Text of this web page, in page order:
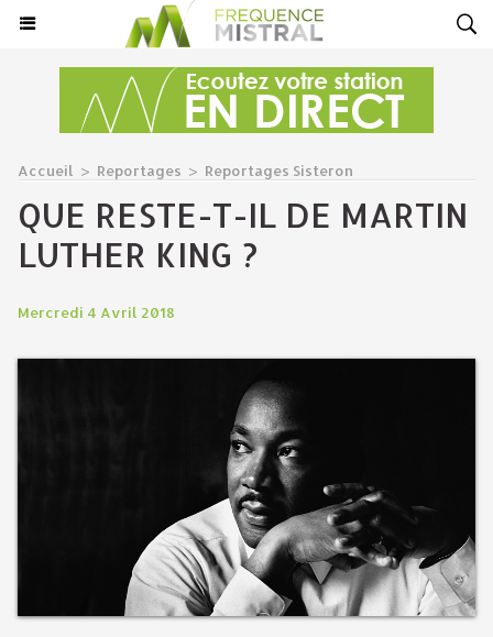
Accueil > Reportages > Reportages Sisteron
QUE RESTE-T-IL DE MARTIN
LUTHER KING ?
Mercredi 4 Avril 2018